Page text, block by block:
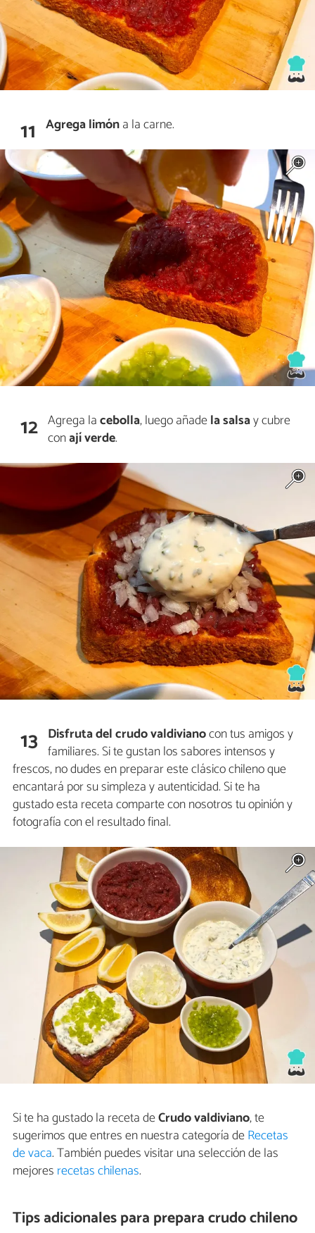
11 Agrega limóna la carne.
12 Agrega lacebolla, luego añadela salsay cubre
conají verde.
13 Disfruta del crudo valdivianocon tus amigos y
familiares. Si te gustan los sabores intensos y
frescos, no dudes en preparar este clásico chileno que
encantará por su simpleza y autenticidad. Si te ha
gustado esta receta comparte con nosotros tu opinión y
fotografía con el resultado final.
Si te ha gustado la receta deCrudo valdiviano, te
sugerimos que entres en nuestra categoría deRecetas
de vaca. También puedes visitar una selección de las
mejores recetas chilenas.
Tips adicionales para prepara crudo chileno